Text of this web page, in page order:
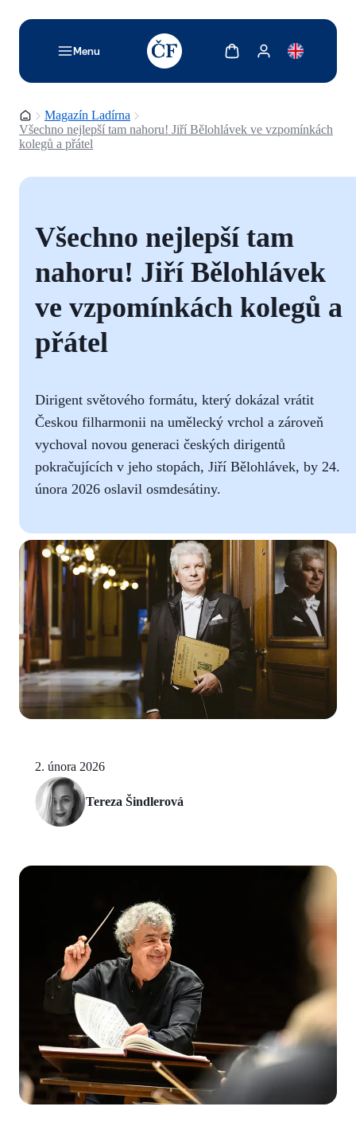
Menu
TODO: Add description for reader
Zobrazit košíkZobrazit můj účet
Domovská stránka
Magazín Ladírna
Všechno nejlepší tam nahoru! Jiří Bělohlávek ve vzpomínkách
kolegů a přátel
Všechno nejlepší tam
nahoru! Jiří Bělohlávek
ve vzpomínkách kolegů a
přátel
Dirigent světového formátu, který dokázal vrátit
Českou filharmonii na umělecký vrchol a zároveň
vychoval novou generaci českých dirigentů
pokračujících v jeho stopách, Jiří Bělohlávek, by 24.
února 2026 oslavil osmdesátiny.
2. února 2026
Tereza Šindlerová